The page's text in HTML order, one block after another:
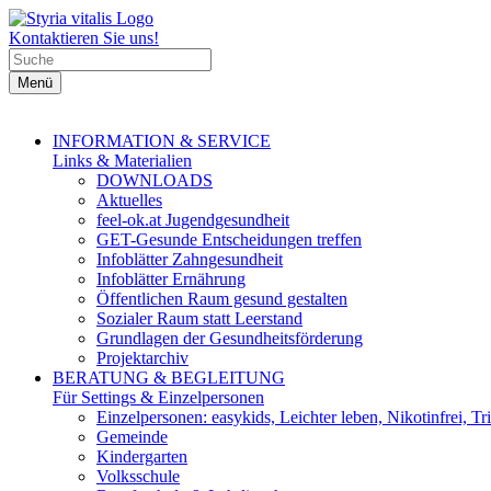
Kontaktieren Sie uns!
Menü
INFORMATION & SERVICE
Links & Materialien
DOWNLOADS
Aktuelles
feel-ok.at Jugendgesundheit
GET-Gesunde Entscheidungen treffen
Infoblätter Zahngesundheit
Infoblätter Ernährung
Öffentlichen Raum gesund gestalten
Sozialer Raum statt Leerstand
Grundlagen der Gesundheitsförderung
Projektarchiv
BERATUNG & BEGLEITUNG
Für Settings & Einzelpersonen
Einzelpersonen: easykids, Leichter leben, Nikotinfrei,
Gemeinde
Kindergarten
Volksschule